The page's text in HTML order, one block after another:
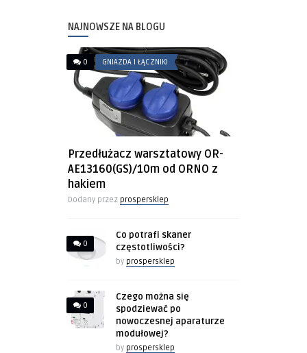
NAJNOWSZE NA BLOGU
0 GNIAZDA I ŁĄCZNIKI
Przedłużacz warsztatowy OR-
AE13160(GS)/10m od ORNO z
hakiem
Dodany przez prospersklep
0
Co potrafi skaner
częstotliwości?
by prospersklep
0
Czego można się
spodziewać po
nowoczesnej aparaturze
modułowej?
by prospersklep